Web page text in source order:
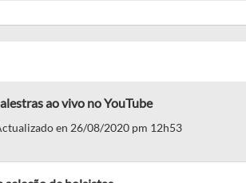
ao vivo no YouTube
en 26/08/2020 pm 12h53